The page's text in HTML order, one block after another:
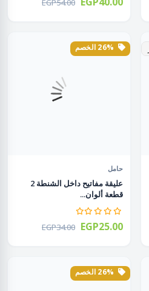
EGP54.00
حامل
عليقة مفاتيح داخل الشنطة 2
قطعة ألوان...
EGP34.00 EGP25.00